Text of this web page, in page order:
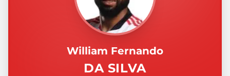
William Fernando
DA SILVA